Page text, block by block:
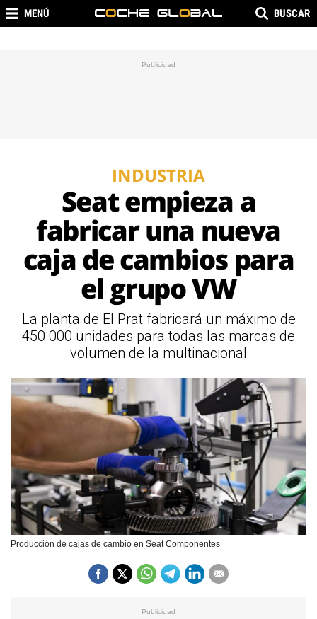
MENÚ BUSCAR
INDUSTRIA
Seat empieza a
fabricar una nueva
caja de cambios para
el grupo VW
La planta de El Prat fabricará un máximo de
450.000 unidades para todas las marcas de
volumen de la multinacional
Producción de cajas de cambio en Seat Componentes